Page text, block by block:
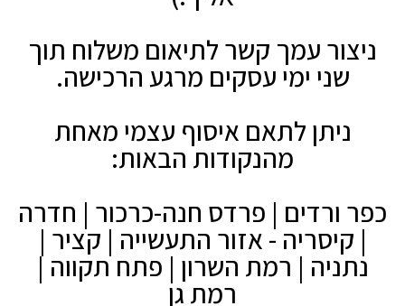
ניצור עמך קשר לתיאום משלוח תוך
שני ימי עסקים מרגע הרכישה.
ניתן לתאם איסוף עצמי מאחת
מהנקודות הבאות:
כפר ורדים | פרדס חנה-כרכור | חדרה
| קיסריה - אזור התעשייה | קציר |
נתניה | רמת השרון | פתח תקווה |
רמת גן